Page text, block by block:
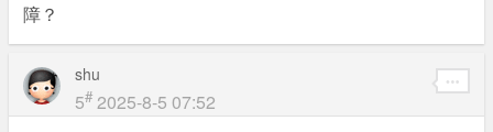
障？
shu
5# 2025-8-5 07:52